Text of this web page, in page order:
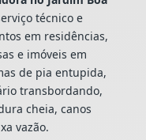
técnico e
em residências,
e imóveis em
de pia entupida,
transbordando,
cheia, canos
vazão.